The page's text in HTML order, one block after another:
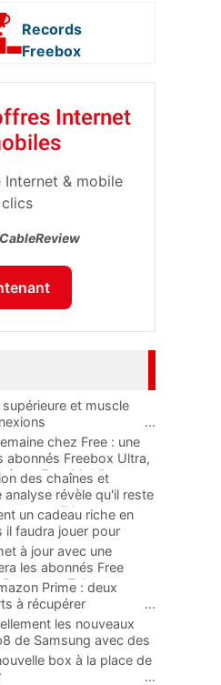
Records
Freebox
Internet
& mobile
CableReview
et muscle
...
chez Free : une
abonnés Freebox Ultra,
par Free Mobile et
...
des chaînes et
révèle qu'il reste
possibles
un cadeau riche en
il faudra jouer pour
à jour avec une
les abonnés Free
Telecom
Prime : deux
à récupérer
...
les nouveaux
de Samsung avec des
...
box à la place de
...